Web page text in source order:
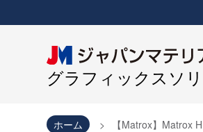
グラフィックスソ
ホーム 【Matrox】Matrox